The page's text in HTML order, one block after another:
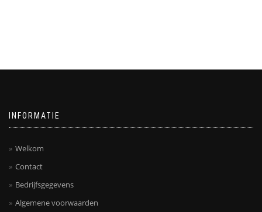
INFORMATIE
Welkom
Contact
Bedrijfsgegevens
Algemene voorwaarden